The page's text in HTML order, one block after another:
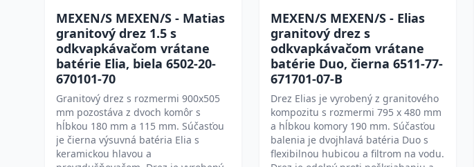
MEXEN/S MEXEN/S - Matias
granitový drez 1.5 s
odkvapkávačom vrátane
batérie Elia, biela 6502-20-
670101-70
Granitový drez s rozmermi 900x505
mm pozostáva z dvoch komôr s
hĺbkou 180 mm a 115 mm. Súčasťou
je čierna výsuvná batéria Elia s
keramickou hlavou a
MEXEN/S MEXEN/S - Elias
granitový drez s
odkvapkávačom vrátane
batérie Duo, čierna 6511-77-
671701-07-B
Drez Elias je vyrobený z granitového
kompozitu s rozmermi 795 x 480 mm
a hĺbkou komory 190 mm. Súčasťou
balenia je dvojhlavá batéria Duo s
flexibilnou hubicou a filtrom na vodu.